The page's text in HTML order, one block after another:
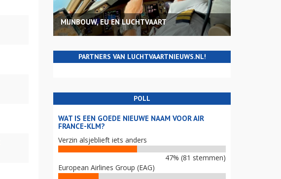
MIJNBOUW, EU EN LUCHTVAART
PARTNERS VAN LUCHTVAARTNIEUWS.NL!
POLL
WAT IS EEN GOEDE NIEUWE NAAM VOOR AIR
FRANCE-KLM?
Verzin alsjeblieft iets anders
47% (81 stemmen)
European Airlines Group (EAG)